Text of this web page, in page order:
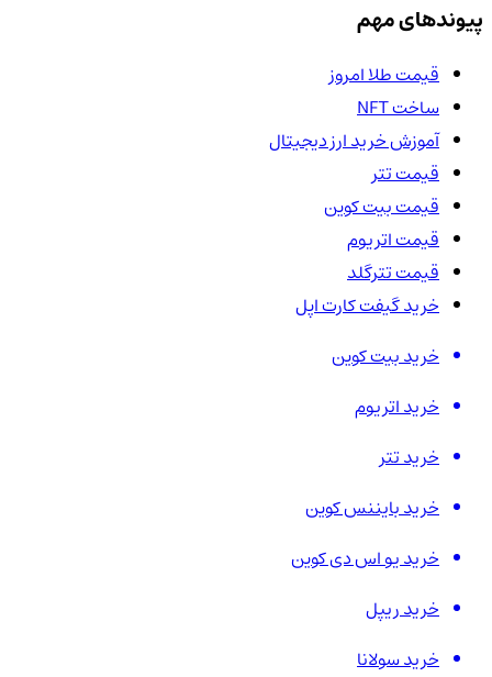
پیوندهای مهم
قیمت طلا امروز
ساخت NFT
آموزش خرید ارز دیجیتال
قیمت تتر
قیمت بیت کوین
قیمت اتریوم
قیمت تترگلد
خرید گیفت کارت اپل
خرید بیت کوین
خرید اتریوم
خرید تتر
خرید بایننس کوین
خرید یو اس دی کوین
خرید ریپل
خرید سولانا